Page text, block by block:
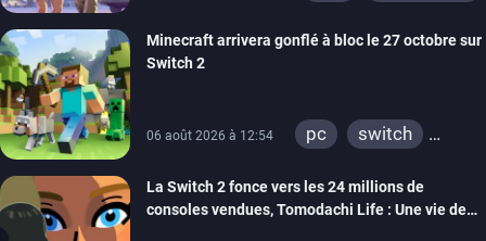
Minecraft arrivera gonflé à bloc le 27 octobre sur
Switch 2
06 août 2026 à 12:54 pc
switch
xbox one
wiiu
3ds
ps3
La Switch 2 fonce vers les 24 millions de
consoles vendues, Tomodachi Life : Une vie de